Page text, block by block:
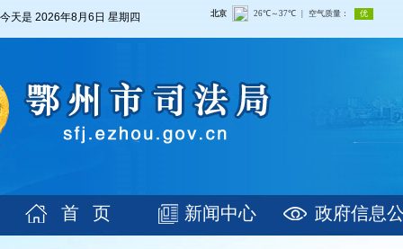
今天是 2026年8月6日 星期四
首 页 新闻中心 政府信息